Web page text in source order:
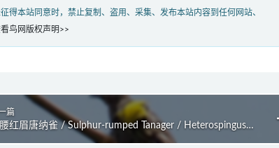
本站同意时，禁止复制、盗用、采集、发布本站内容到任何网站、
鸟网版权声明>>
篇
红眉唐纳雀 / Sulphur-rumped Tanager / Heterospingus